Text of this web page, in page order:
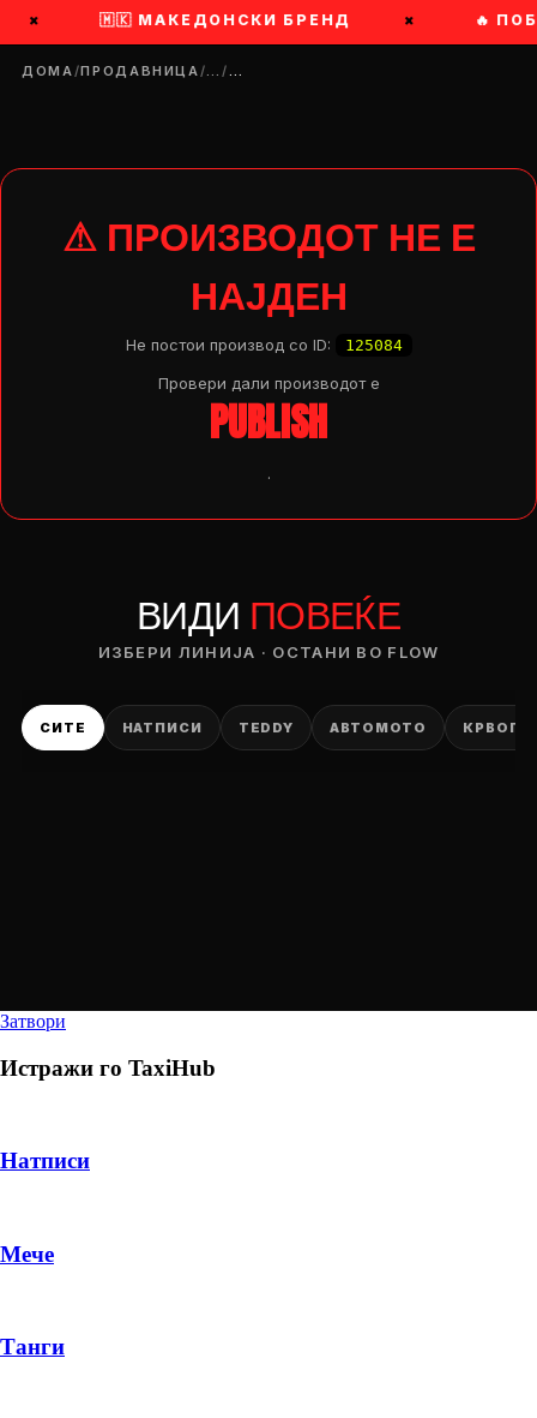
× 🇲🇰 МАКЕДОНСКИ БРЕНД × 🔥
ДОМА/ПРОДАВНИЦА/…/…
⚠ ПРОИЗВОДОТ НЕ Е
НАЈДЕН
Не постои производ со ID: 125084
Провери дали производот e
PUBLISH
.
ВИДИ ПОВЕЌЕ
ИЗБЕРИ ЛИНИЈА · ОСТАНИ ВО FLOW
СИТЕ НАТПИСИ TEDDY АВТОМОТО
Затвори
Истражи го TaxiHub
Натписи
Мече
Танги